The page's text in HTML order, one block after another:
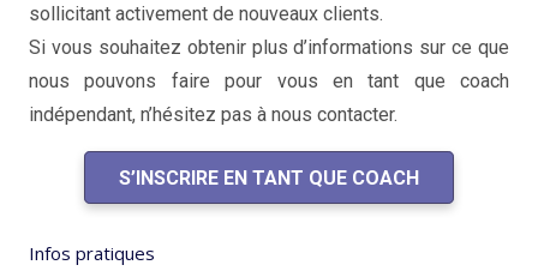
sollicitant activement de nouveaux clients.
Si vous souhaitez obtenir plus d’informations sur ce que
nous pouvons faire pour vous en tant que coach
indépendant, n’hésitez pas à nous contacter.
S’INSCRIRE EN TANT QUE COACH
Infos pratiques